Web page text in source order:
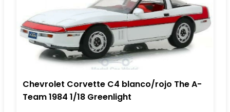
Chevrolet Corvette C4 blanco/rojo The A-
Team 1984 1/18 Greenlight